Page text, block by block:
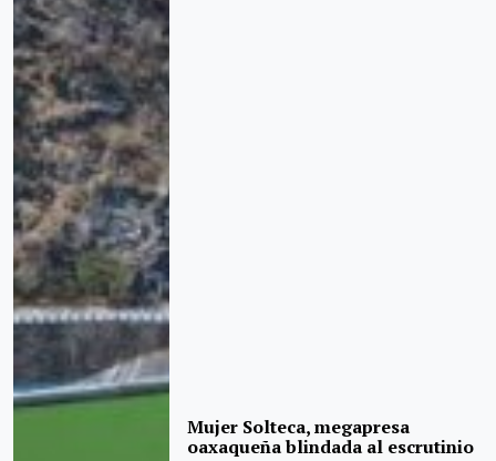
Mujer Solteca, megapresa
oaxaqueña blindada al escrutinio